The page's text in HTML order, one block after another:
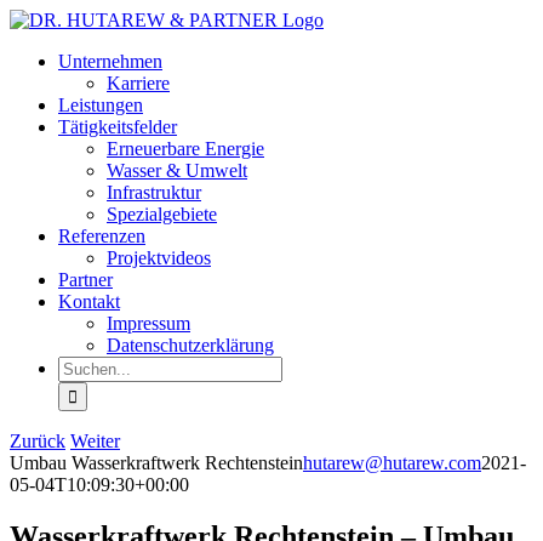
Zum
springenUnternehmen
Karriere
Leistungen
Tätigkeitsfelder
Erneuerbare Energie
Wasser & Umwelt
Infrastruktur
Spezialgebiete
Referenzen
Projektvideos
Partner
Kontakt
Impressum
Datenschutzerklärung
Suche
nach:
Zurück Weiter
Umbau Wasserkraftwerk Rechtensteinhutarew@hutarew.com2021-
05-04T10:09:30+00:00